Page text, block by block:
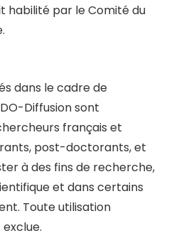
habilité par le Comité du
dans le cadre de
Diffusion sont
français et
post-doctorants, et
à des fins de recherche,
et dans certains
Toute utilisation